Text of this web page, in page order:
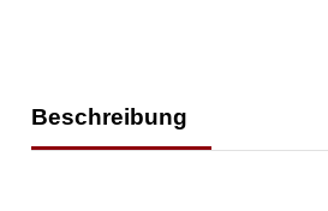
Beschreibung